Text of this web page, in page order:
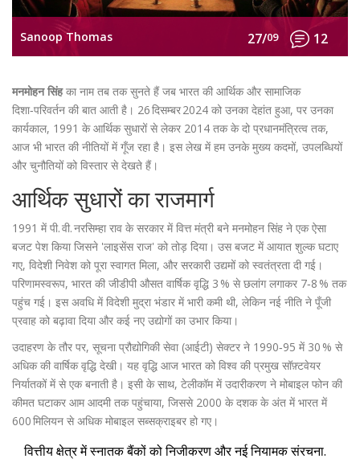
Sanoop Thomas 27/09 12
मनमोहन सिंहका नाम तब तक सुनते हैं जब भारत की आर्थिक और सामाजिक
दिशा‑परिवर्तन की बात आती है। 26 दिसम्बर 2024 को उनका देहांत हुआ, पर उनका
कार्यकाल, 1991 के आर्थिक सुधारों से लेकर 2014 तक के दो प्रधानमंत्रित्व तक,
आज भी भारत की नीतियों में गूँज रहा है। इस लेख में हम उनके मुख्य कदमों, उपलब्धियों
और चुनौतियों को विस्तार से देखते हैं।
आर्थिक सुधारों का राजमार्ग
1991 में पी. वी. नरसिम्हा राव के सरकार में वित्त मंत्री बने मनमोहन सिंह ने एक ऐसा
बजट पेश किया जिसने 'लाइसेंस राज' को तोड़ दिया। उस बजट में आयात शुल्क घटाए
गए, विदेशी निवेश को पूरा स्वागत मिला, और सरकारी उद्यमों को स्वतंत्रता दी गई।
परिणामस्वरूप, भारत की जीडीपी औसत वार्षिक वृद्धि 3 % से छलांग लगाकर 7‑8 % तक
पहुंच गई। इस अवधि में विदेशी मुद्रा भंडार में भारी कमी थी, लेकिन नई नीति ने पूँजी
प्रवाह को बढ़ावा दिया और कई नए उद्योगों का उभार किया।
उदाहरण के तौर पर, सूचना प्रौद्योगिकी सेवा (आईटी) सेक्टर ने 1990‑95 में 30 % से
अधिक की वार्षिक वृद्धि देखी। यह वृद्धि आज भारत को विश्व की प्रमुख सॉफ़्टवेयर
निर्यातकों में से एक बनाती है। इसी के साथ, टेलीकॉम में उदारीकरण ने मोबाइल फोन की
कीमत घटाकर आम आदमी तक पहुंचाया, जिससे 2000 के दशक के अंत में भारत में
600 मिलियन से अधिक मोबाइल सब्सक्राइबर हो गए।
वित्तीय क्षेत्र में स्नातक बैंकों को निजीकरण और नई नियामक संरचना.